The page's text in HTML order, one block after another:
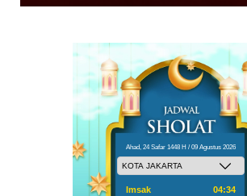
Ahad, 24 Safar 1448 H / 09 Agustus 2026
Imsak 04:34